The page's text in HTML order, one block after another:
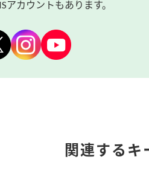
アカウントもあります。
関連するキ